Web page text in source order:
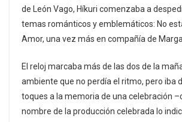
de León Vago, Híkuri comenzaba a
temas románticos y emblemáticos: No
Amor, una vez más en compañía de
El reloj marcaba más de las dos de la
ambiente que no perdía el ritmo, pero iba
toques a la memoria de una celebración
nombre de la producción celebrada lo